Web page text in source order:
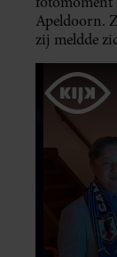
Apeldoorn.
zij meldde